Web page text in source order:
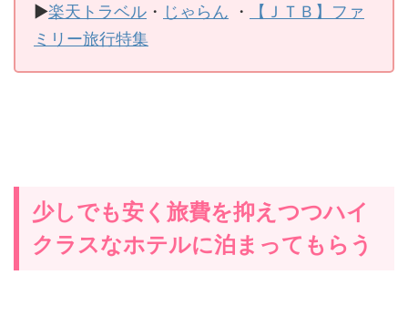
▶楽天トラベル ・ じゃらん ・
【ＪＴＢ】ファ
ミリー旅行特集
少しでも安く旅費を抑えつつハイ
クラスなホテルに泊まってもらう